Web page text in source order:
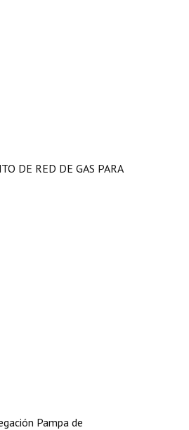
DE RED DE GAS PARA
Pampa de